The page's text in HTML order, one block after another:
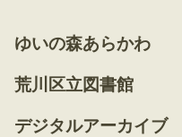
ゆいの森あらかわ
荒川区立図書館
デジタルアーカイブ